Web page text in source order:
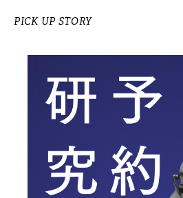
PICK UP STORY